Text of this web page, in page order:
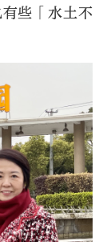
些「水土不